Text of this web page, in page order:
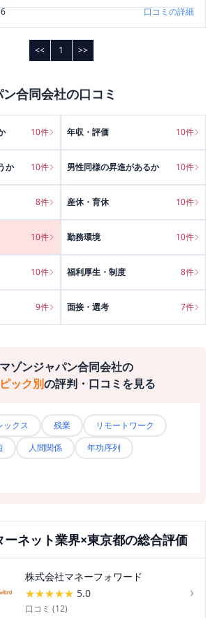
口コミの詳細
<< 1 >>
合同会社の口コミ
10件 年収・評価 10件
か 10件 男性同様の昇進があるか 10件
8件 産休・育休 10件
10件 勤務環境 10件
10件 福利厚生・制度 8件
9件 面接・選考 7件
ゾンジャパン合同会社の
ック別の評判・口コミを見る
ックス 残業
リモートワーク
人間関係
年功序列
ーネット業界×東京都の総合評価
株式会社マネーフォワード
★★★★★ 5.0
口コミ (12)
›